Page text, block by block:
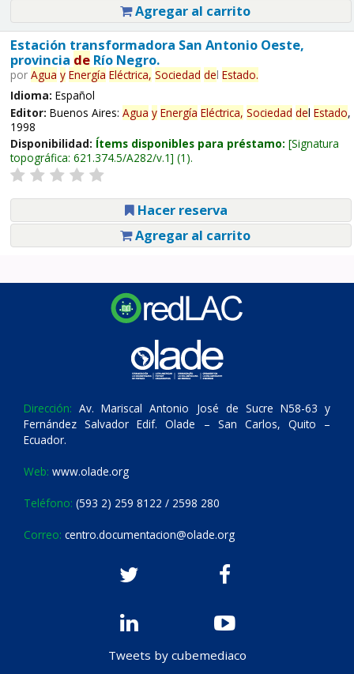
Agregar al carrito
Estación transformadora San Antonio Oeste,
provincia deRío Negro.
por Agua y Energía Eléctrica, Sociedad del Estado.
Idioma: Español
Editor: Buenos Aires: Agua y Energía Eléctrica, Sociedad del Estado,
1998
Disponibilidad: Ítems disponibles para préstamo: Signatura
topográfica: 621.374.5/A282/v.1 (1).
Hacer reserva
Agregar al carrito
Dirección: Av. Mariscal Antonio José de Sucre N58-63 y
Fernández Salvador Edif. Olade – San Carlos, Quito –
Ecuador.
Web: www.olade.org
Teléfono: (593 2) 259 8122 / 2598 280
Correo: centro.documentacion@olade.org
Tweets by cubemediaco